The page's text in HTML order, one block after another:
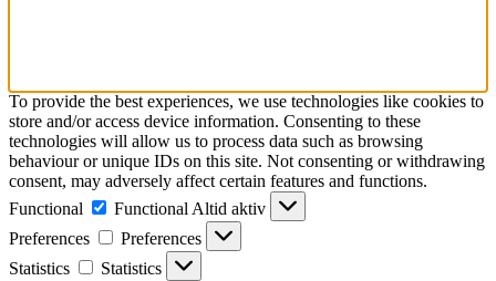
To provide the best experiences, we use technologies like cookies to
store and/or access device information. Consenting to these
technologies will allow us to process data such as browsing
behaviour or unique IDs on this site. Not consenting or withdrawing
consent, may adversely affect certain features and functions.
Functional
Functional Altid aktiv
Preferences
Preferences
Statistics
Statistics